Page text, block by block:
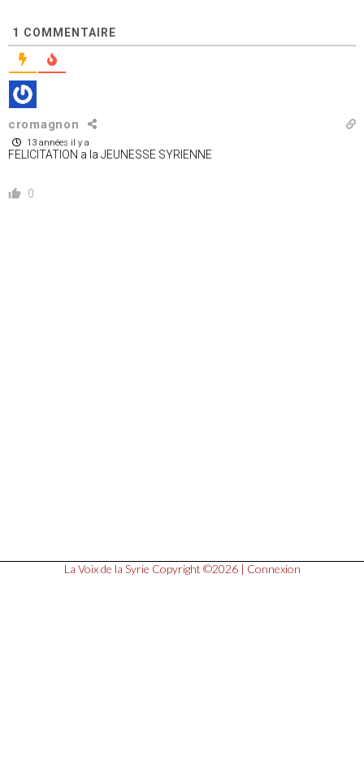
1 COMMENTAIRE
cromagnon
13 années il y a
FELICITATION a la JEUNESSE SYRIENNE
0
La Voix de la Syrie Copyright ©2026 | Connexion